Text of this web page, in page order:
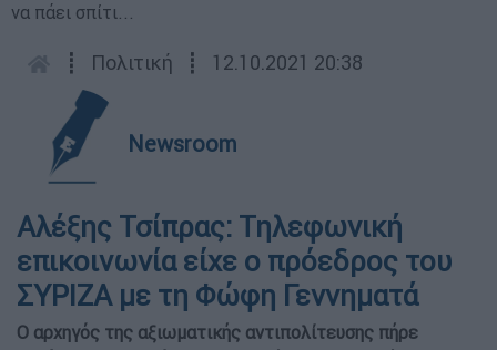
να πάει σπίτι...
┋ Πολιτική ┋ 12.10.2021 20:38
Newsroom
Αλέξης Τσίπρας: Τηλεφωνική
επικοινωνία είχε ο πρόεδρος του
ΣΥΡΙΖΑ με τη Φώφη Γεννηματά
Ο αρχηγός της αξιωματικής αντιπολίτευσης πήρε